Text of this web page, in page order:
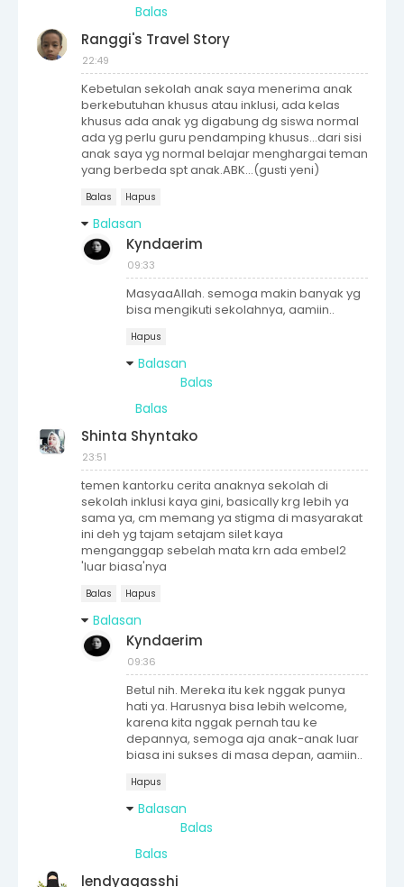
Balas
Ranggi's Travel Story
22:49
Kebetulan sekolah anak saya menerima anak
berkebutuhan khusus atau inklusi, ada kelas
khusus ada anak yg digabung dg siswa normal
ada yg perlu guru pendamping khusus...dari sisi
anak saya yg normal belajar menghargai teman
yang berbeda spt anak.ABK...(gusti yeni)
Balas Hapus
Balasan
Kyndaerim
09:33
MasyaaAllah. semoga makin banyak yg
bisa mengikuti sekolahnya, aamiin..
Hapus
Balasan
Balas
Balas
Shinta Shyntako
23:51
temen kantorku cerita anaknya sekolah di
sekolah inklusi kaya gini, basically krg lebih ya
sama ya, cm memang ya stigma di masyarakat
ini deh yg tajam setajam silet kaya
menganggap sebelah mata krn ada embel2
'luar biasa'nya
Balas Hapus
Balasan
Kyndaerim
09:36
Betul nih. Mereka itu kek nggak punya
hati ya. Harusnya bisa lebih welcome,
karena kita nggak pernah tau ke
depannya, semoga aja anak-anak luar
biasa ini sukses di masa depan, aamiin..
Hapus
Balasan
Balas
Balas
lendyagasshi